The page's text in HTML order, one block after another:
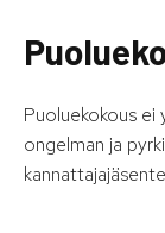
Puoluekokous
ongelman ja